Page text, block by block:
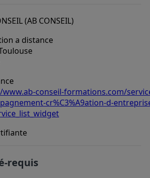
(AB CONSEIL)
a distance
conseil-formations.com/
cr%C3%A9ation-d-
requis